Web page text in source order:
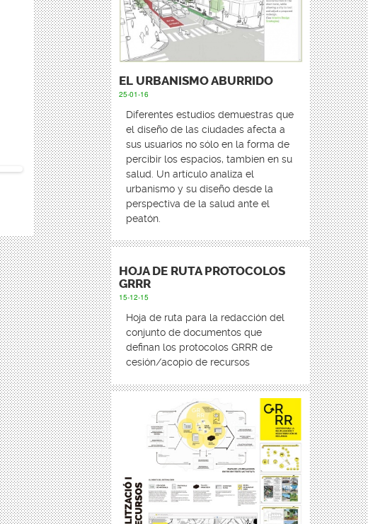
EL URBANISMO ABURRIDO
25-01-16
Diferentes estudios demuestras que
el diseño de las ciudades afecta a
sus usuarios no sólo en la forma de
percibir los espacios, tambien en su
salud. Un artículo analiza el
urbanismo y su diseño desde la
perspectiva de la salud ante el
peatón.
HOJA DE RUTA PROTOCOLOS
GRRR
15-12-15
Hoja de ruta para la redacción del
conjunto de documentos que
definan los protocolos GRRR de
cesión/acopio de recursos